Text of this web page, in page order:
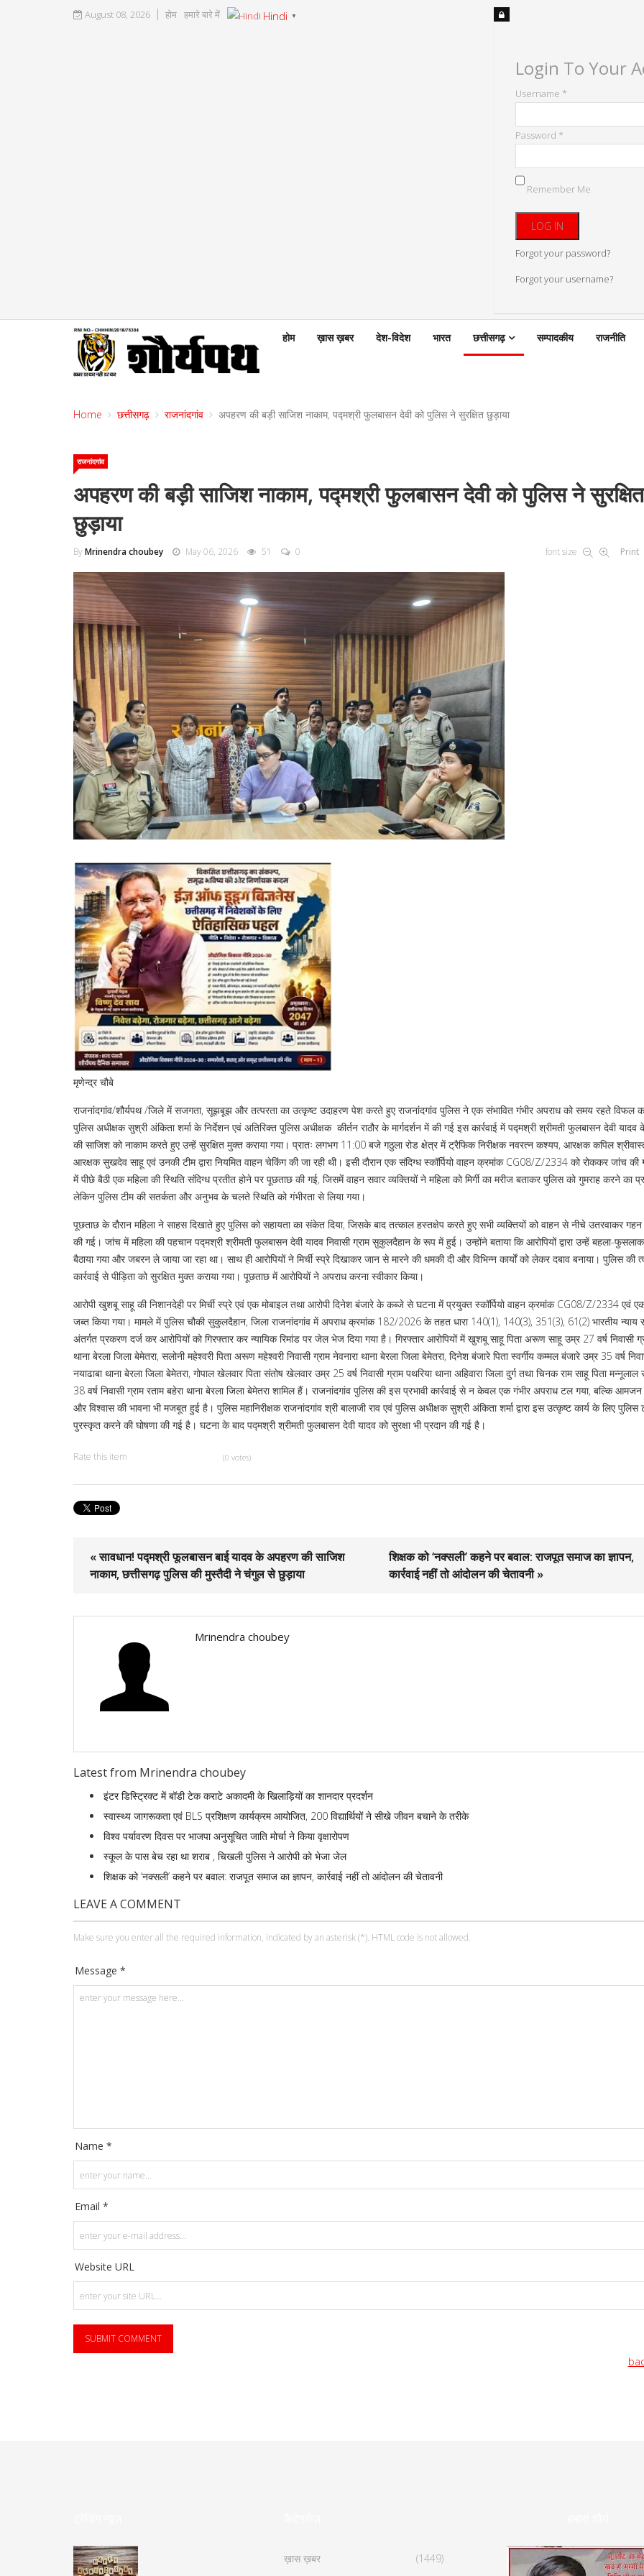
August 08, 2026 होम हमारे बारे में Hindi ▼
Login To Your
Username *
Password *
Remember Me
Forgot your password?
Forgot your username?
होम ख़ास ख़बर देश-विदेश भारत छत्तीसगढ़ सम्पादकीय राजनीति
Home छत्तीसगढ़ राजनांदगांव अपहरण की बड़ी साजिश नाकाम, पद्मश्री फुलबासन देवी को पुलिस ने सुरक्षित छुड़ाया
राजनांदगांव
अपहरण की बड़ी साजिश नाकाम, पद्मश्री फुलबासन देवी को पुलिस ने सुरक्षित
छुड़ाया
ByMrinendra choubey May 06, 2026 51 0 font size Print
मृणेन्द्र चौबे
राजनांदगांव/शौर्यपथ /जिले में सजगता, सूझबूझ और तत्परता का उत्कृष्ट उदाहरण पेश करते हुए राजनांदगांव पुलिस ने एक संभावित गंभीर अपराध को समय रहते विफल
पुलिस अधीक्षक सुश्री अंकिता शर्मा के निर्देशन एवं अतिरिक्त पुलिस अधीक्षक कीर्तन राठौर के मार्गदर्शन में की गई इस कार्रवाई में पद्मश्री श्रीमती फुलबासन देवी
की साजिश को नाकाम करते हुए उन्हें सुरक्षित मुक्त कराया गया। प्रातः लगभग 11:00 बजे गठुला रोड क्षेत्र में ट्रैफिक निरीक्षक नवरत्न कश्यप, आरक्षक कपिल
आरक्षक सुखदेव साहू एवं उनकी टीम द्वारा नियमित वाहन चेकिंग की जा रही थी। इसी दौरान एक संदिग्ध स्कॉर्पियो वाहन क्रमांक CG08/Z/2334 को रोककर जांच की
में पीछे बैठी एक महिला की स्थिति संदिग्ध प्रतीत होने पर पूछताछ की गई, जिसमें वाहन सवार व्यक्तियों ने महिला को मिर्गी का मरीज बताकर पुलिस को गुमराह करने का
लेकिन पुलिस टीम की सतर्कता और अनुभव के चलते स्थिति को गंभीरता से लिया गया।
पूछताछ के दौरान महिला ने साहस दिखाते हुए पुलिस को सहायता का संकेत दिया, जिसके बाद तत्काल हस्तक्षेप करते हुए सभी व्यक्तियों को वाहन से नीचे उतरवाकर
की गई। जांच में महिला की पहचान पद्मश्री श्रीमती फुलबासन देवी यादव निवासी ग्राम सुकुलदैहान के रूप में हुई। उन्होंने बताया कि आरोपियों द्वारा उन्हें बहला-
बैठाया गया और जबरन ले जाया जा रहा था। साथ ही आरोपियों ने मिर्ची स्प्रे दिखाकर जान से मारने की धमकी दी और विभिन्न कार्यों को लेकर दबाव बनाया। पुलिस की
कार्रवाई से पीड़िता को सुरक्षित मुक्त कराया गया। पूछताछ में आरोपियों ने अपराध करना स्वीकार किया।
आरोपी खुशबू साहू की निशानदेही पर मिर्ची स्प्रे एवं एक मोबाइल तथा आरोपी दिनेश बंजारे के कब्जे से घटना में प्रयुक्त स्कॉर्पियो वाहन क्रमांक CG08/Z/2334 एवं
जब्त किया गया। मामले में पुलिस चौकी सुकुलदैहान, जिला राजनांदगांव में अपराध क्रमांक 182/2026 के तहत धारा 140(1), 140(3), 351(3), 61(2) भारतीय न्याय
अंतर्गत प्रकरण दर्ज कर आरोपियों को गिरफ्तार कर न्यायिक रिमांड पर जेल भेज दिया गया है। गिरफ्तार आरोपियों में खुशबू साहू पिता अरूण साहू उम्र 27 वर्ष निवासी
थाना बेरला जिला बेमेतरा, सलोनी महेश्वरी पिता अरूण महेश्वरी निवासी ग्राम नेवनारा थाना बेरला जिला बेमेतरा, दिनेश बंजारे पिता स्वर्गीय कम्मल बंजारे उम्र 35 वर्ष
नयाढाबा थाना बेरला जिला बेमेतरा, गोपाल खेलवार पिता संतोष खेलवार उम्र 25 वर्ष निवासी ग्राम पथरिया थाना अहिवारा जिला दुर्ग तथा चिनक राम साहू पिता मन्नूलाल
38 वर्ष निवासी ग्राम रताम बहेरा थाना बेरला जिला बेमेतरा शामिल हैं। राजनांदगांव पुलिस की इस प्रभावी कार्रवाई से न केवल एक गंभीर अपराध टल गया, बल्कि आमजन
और विश्वास की भावना भी मजबूत हुई है। पुलिस महानिरीक्षक राजनांदगांव श्री बालाजी राव एवं पुलिस अधीक्षक सुश्री अंकिता शर्मा द्वारा इस उत्कृष्ट कार्य के लिए पुलिस
पुरस्कृत करने की घोषणा की गई है। घटना के बाद पद्मश्री श्रीमती फुलबासन देवी यादव को सुरक्षा भी प्रदान की गई है।
Rate this item (0 votes)
« सावधान! पद्मश्री फूलबासन बाई यादव के अपहरण की साजिश
नाकाम, छत्तीसगढ़ पुलिस की मुस्तैदी ने चंगुल से छुड़ाया
शिक्षक को ‘नक्सली’ कहने पर बवाल: राजपूत समाज का ज्ञापन,
कार्रवाई नहीं तो आंदोलन की चेतावनी »
Mrinendra choubey
Latest from Mrinendra choubey
इंटर डिस्ट्रिक्ट में बॉडी टेक कराटे अकादमी के खिलाड़ियों का शानदार प्रदर्शन
स्वास्थ्य जागरूकता एवं BLS प्रशिक्षण कार्यक्रम आयोजित, 200 विद्यार्थियों ने सीखे जीवन बचाने के तरीके
विश्व पर्यावरण दिवस पर भाजपा अनुसूचित जाति मोर्चा ने किया वृक्षारोपण
स्कूल के पास बेच रहा था शराब , चिखली पुलिस ने आरोपी को भेजा जेल
शिक्षक को ‘नक्सली’ कहने पर बवाल: राजपूत समाज का ज्ञापन, कार्रवाई नहीं तो आंदोलन की चेतावनी
LEAVE A COMMENT
Make sure you enter all the required information, indicated by an asterisk (*). HTML code is not allowed.
Message *
Name *
Email *
Website URL
ख़ास ख़बर (1449)